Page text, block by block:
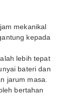
mekanikal
kepada
lebih tepat
bateri dan
jarum masa.
bertahan